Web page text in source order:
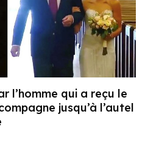
l’homme qui a reçu le
jusqu’à l’autel